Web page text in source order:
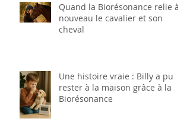
Quand la Biorésonance relie à
nouveau le cavalier et son
cheval
Une histoire vraie : Billy a pu
rester à la maison grâce à la
Biorésonance